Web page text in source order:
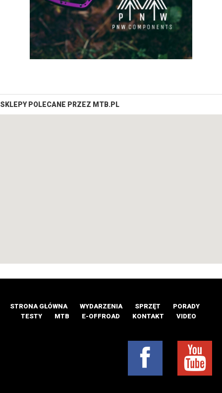
SKLEPY POLECANE PRZEZ MTB.PL
STRONA GŁÓWNA WYDARZENIA SPRZĘT
PORADY
TESTY
MTB E-OFFROAD KONTAKT VIDEO